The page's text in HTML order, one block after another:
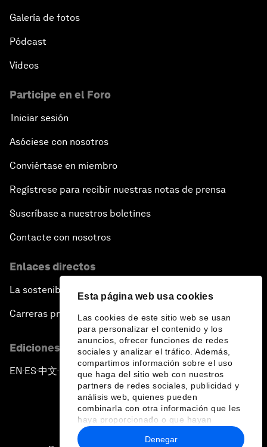
Esta página web usa cookies
Las cookies de este sitio web se usan
para personalizar el contenido y los
anuncios, ofrecer funciones de redes
sociales y analizar el tráfico. Además,
compartimos información sobre el uso
que haga del sitio web con nuestros
partners de redes sociales, publicidad y
análisis web, quienes pueden
combinarla con otra información que les
haya proporcionado o que hayan
recopilado a partir del uso que haya
hecho de sus servicios.
Denegar
Galería de fotos
Pódcast
Vídeos
Participe en el Foro
Iniciar sesión
Asóciese con nosotros
Conviértase en miembro
Regístrese para recibir nuestras notas de prensa
Suscríbase a nuestros boletines
Contacte con nosotros
Enlaces directos
La sostenibilidad en el Foro
Carreras profesionales
Ediciones en otros idiomas
EN ▪ES▪中文▪ 日本語